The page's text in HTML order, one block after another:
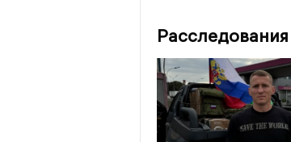
Расследования